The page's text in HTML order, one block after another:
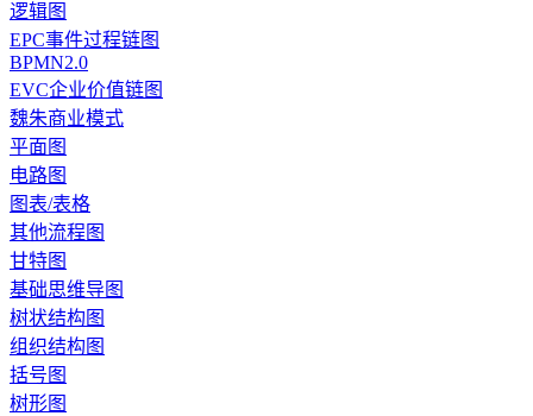
逻辑图
EPC事件过程链图
BPMN2.0
EVC企业价值链图
魏朱商业模式
平面图
电路图
图表/表格
其他流程图
甘特图
基础思维导图
树状结构图
组织结构图
括号图
树形图